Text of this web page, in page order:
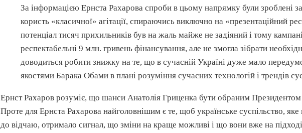
За інформацією ЕрнстаРахарова спроби в цьому напрямку були зроблені
користь «класичної» агітації, спираючись виключно на «презентаційний
потенціал тисяч прихильників був на жаль майже не задіяний і тому
респектабельні 9млн. гривеньфінансування, але не змогла зібрати
доводиться робити знижку на те, що в сучасній Україні дуже мало
якостями БаракаОбами в плані розуміння сучасних технологій і трендів
ЕрнстРахаров розуміє, що шанси АнатоліяГриценка бути обраним
Проте для ЕрнстаРахарова найголовнішим є те, щоб українське суспільство,
до відчаю, отримало сигнал, що зміни на краще можливі і що вони вже на